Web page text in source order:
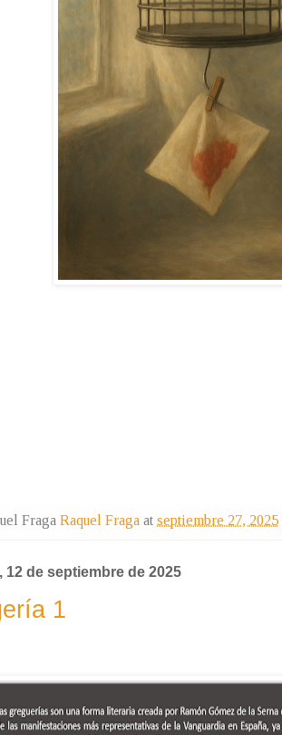
Fraga Raquel Fraga at septiembre 27, 2025
12 de septiembre de 2025
1